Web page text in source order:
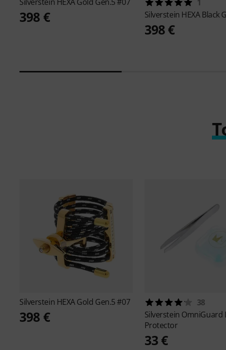
398 €
1
Silverstein HEXA Black
398 €
Silverstein HEXA Gold Gen.5 #07
398 €
38
Silverstein OmniGuard
Protector
33 €